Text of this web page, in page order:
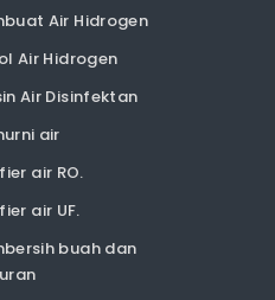
Air Hidrogen
Air Hidrogen
Air Disinfektan
air
air RO.
air UF.
buah dan